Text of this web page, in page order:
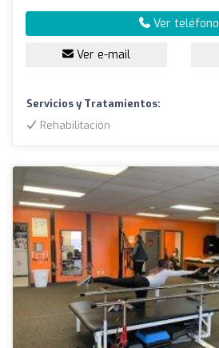
Ver teléfono
Ver e-mail
Servicios y Tratamientos:
Rehabilitación